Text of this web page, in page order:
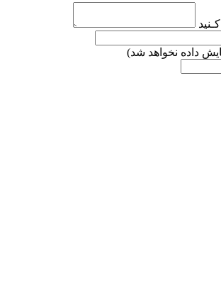
داده نخواهد شد)